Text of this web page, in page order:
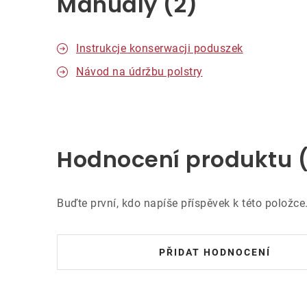
Instrukcje konserwacji poduszek
Návod na údržbu polstry
Hodnocení produktu
Buďte první, kdo napíše příspěvek k této položce.
PŘIDAT HODNOCENÍ